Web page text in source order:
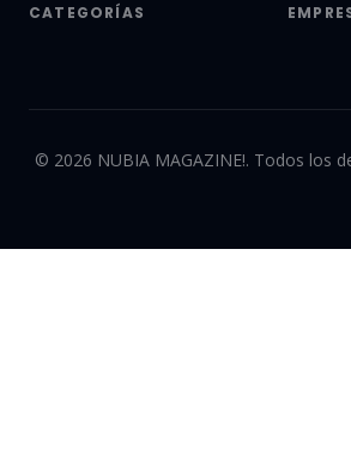
CATEGORÍAS
© 2026 NUBIA MAGAZINE!. Todos los